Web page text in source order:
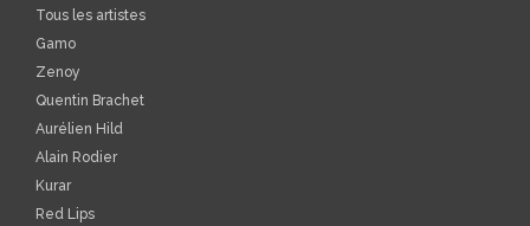
Tous les artistes
Gamo
Zenoy
Quentin Brachet
Aurélien Hild
Alain Rodier
Kurar
Red Lips